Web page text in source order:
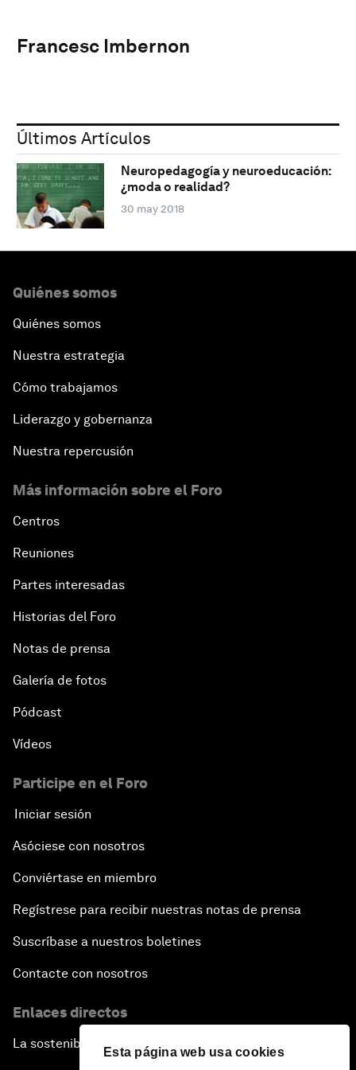
Esta página web usa cookies
Francesc Imbernon
Últimos Artículos
Neuropedagogía y neuroeducación:
¿moda o realidad?
30 may 2018
Quiénes somos
Quiénes somos
Nuestra estrategia
Cómo trabajamos
Liderazgo y gobernanza
Nuestra repercusión
Más información sobre el Foro
Centros
Reuniones
Partes interesadas
Historias del Foro
Notas de prensa
Galería de fotos
Pódcast
Vídeos
Participe en el Foro
Iniciar sesión
Asóciese con nosotros
Conviértase en miembro
Regístrese para recibir nuestras notas de prensa
Suscríbase a nuestros boletines
Contacte con nosotros
Enlaces directos
La sostenibilidad en el Foro